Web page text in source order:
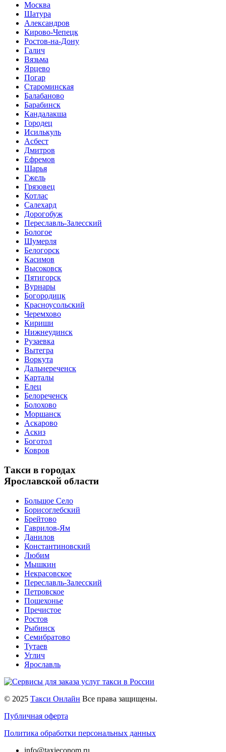
Москва
Шатура
Александров
Кирово-Чепецк
Ростов-на-Дону
Галич
Вязьма
Ярцево
Погар
Староминская
Балабаново
Барабинск
Кандалакша
Городец
Исилькуль
Асбест
Дмитров
Ефремов
Шарья
Гжель
Грязовец
Котлас
Салехард
Дорогобуж
Переславль-Залесский
Бологое
Шумерля
Белогорск
Касимов
Высоковск
Пятигорск
Вурнары
Богородицк
Красноусольский
Черемхово
Кириши
Нижнеудинск
Рузаевка
Вытегра
Воркута
Дальнереченск
Карталы
Елец
Белореченск
Болохово
Моршанск
Аскарово
Аскиз
Боготол
Ковров
Такси в городах
Ярославской области
Большое Село
Борисоглебский
Брейтово
Гаврилов-Ям
Данилов
Константиновский
Любим
Мышкин
Некрасовское
Переславль-Залесский
Петровское
Пошехонье
Пречистое
Ростов
Рыбинск
Семибратово
Тутаев
Углич
Ярославль
© 2025 Такси Онлайн Все права защищены.
Публичная оферта
Политика обработки персональных данных
info@taxieconom.ru